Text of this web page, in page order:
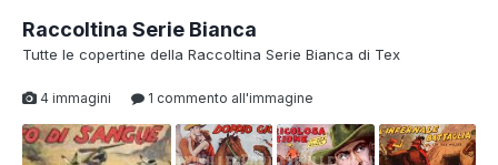
Raccoltina Serie Bianca
Tutte le copertine della Raccoltina Serie Bianca di Tex
4 immagini 1 commento all'immagine